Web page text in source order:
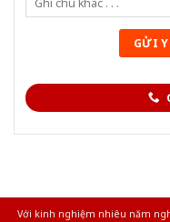
Với kinh nghiệm nhiêu năm